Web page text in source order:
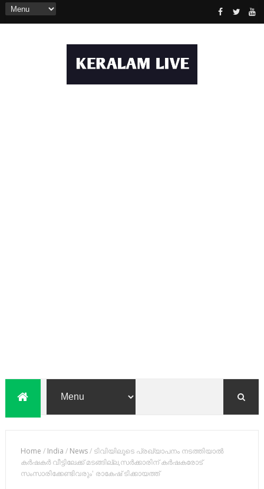
Home / India / News/ ടിവിയിലൂടെ പ്രഖ്യാപനം നടത്തിയാല്‍
കര്‍ഷകര്‍ വീട്ടിലേക്ക് മടങ്ങില്ല,സര്‍ക്കാരിന് കര്‍ഷകരോട്
സംസാരിക്കേണ്ടിവരും' രാകേഷ് ടിക്കായത്ത്